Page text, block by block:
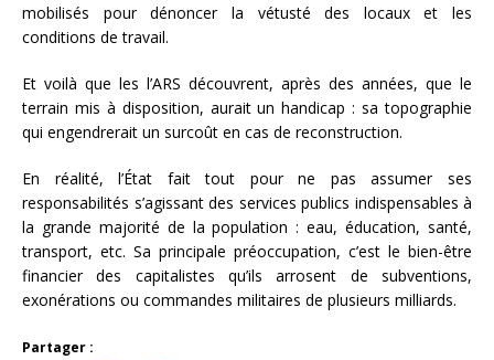
mobilisés pour dénoncer la vétusté des locaux et les
conditions de travail.
Et voilà que les l’ARS découvrent, après des années, que le
terrain mis à disposition, aurait un handicap : sa topographie
qui engendrerait un surcoût en cas de reconstruction.
En réalité, l’État fait tout pour ne pas assumer ses
responsabilités s’agissant des services publics indispensables à
la grande majorité de la population : eau, éducation, santé,
transport, etc. Sa principale préoccupation, c’est le bien-être
financier des capitalistes qu’ils arrosent de subventions,
exonérations ou commandes militaires de plusieurs milliards.
Partager :